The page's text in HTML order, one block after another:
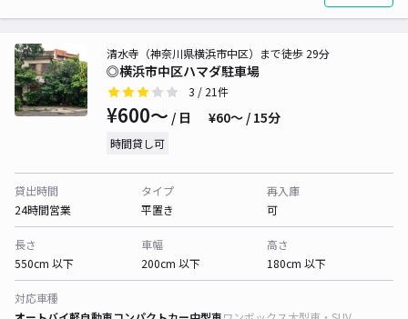
◎横浜市中区ハマダ駐車場
清水寺（神奈川県横浜市中区）まで徒歩 29分
3 / 21件
¥600〜 / 日 ¥60〜 / 15分
時間貸し可
貸出時間
24時間営業
タイプ
平置き
再入庫
可
長さ
550cm 以下
車幅
200cm 以下
高さ
180cm 以下
対応車種